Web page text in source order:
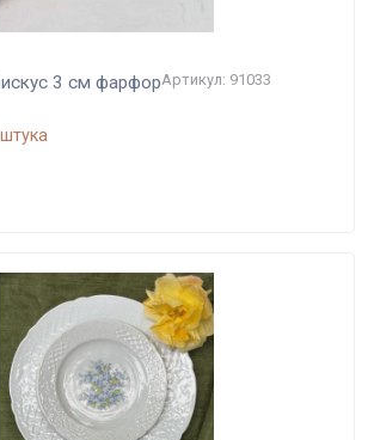
3 см фарфорАртикул: 91033